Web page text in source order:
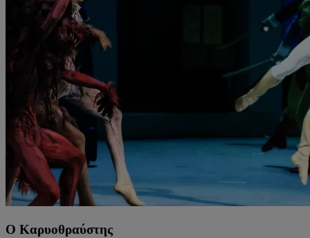
Ο Καρυοθραύστης